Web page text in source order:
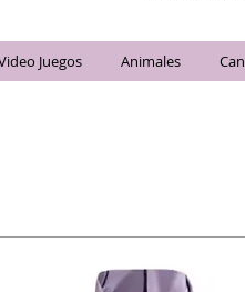
Juegos Animales